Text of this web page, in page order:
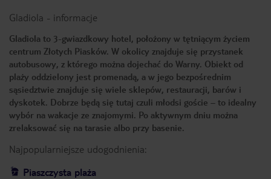
Gladiola - informacje
Gladiola to 3-gwiazdkowy hotel, położony w tętniącym życiem
centrum Złotych Piasków. W okolicy znajduje się przystanek
autobusowy, z którego można dojechać do Warny. Obiekt od
plaży oddzielony jest promenadą, a w jego bezpośrednim
sąsiedztwie znajduje się wiele sklepów, restauracji, barów i
dyskotek. Dobrze będą się tutaj czuli młodsi goście – to idealny
wybór na wakacje ze znajomymi. Po aktywnym dniu można
zrelaksować się na tarasie albo przy basenie.
Najpopularniejsze udogodnienia:
Piaszczysta plaża